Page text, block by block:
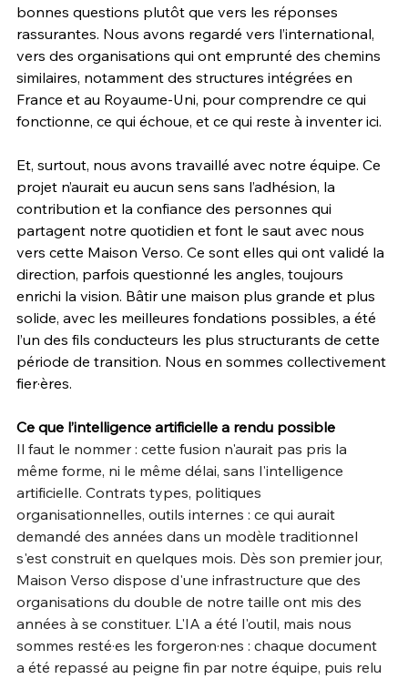
bonnes questions plutôt que vers les réponses
rassurantes. Nous avons regardé vers l’international,
vers des organisations qui ont emprunté des chemins
similaires, notamment des structures intégrées en
France et au Royaume-Uni, pour comprendre ce qui
fonctionne, ce qui échoue, et ce qui reste à inventer ici.
Et, surtout, nous avons travaillé avec notre équipe. Ce
projet n’aurait eu aucun sens sans l’adhésion, la
contribution et la confiance des personnes qui
partagent notre quotidien et font le saut avec nous
vers cette Maison Verso. Ce sont elles qui ont validé la
direction, parfois questionné les angles, toujours
enrichi la vision. Bâtir une maison plus grande et plus
solide, avec les meilleures fondations possibles, a été
l’un des fils conducteurs les plus structurants de cette
période de transition. Nous en sommes collectivement
fier·ères.
Ce que l’intelligence artificielle a rendu possible
Il faut le nommer : cette fusion n'aurait pas pris la
même forme, ni le même délai, sans l'intelligence
artificielle. Contrats types, politiques
organisationnelles, outils internes : ce qui aurait
demandé des années dans un modèle traditionnel
s'est construit en quelques mois. Dès son premier jour,
Maison Verso dispose d'une infrastructure que des
organisations du double de notre taille ont mis des
années à se constituer. L'IA a été l'outil, mais nous
sommes resté·es les forgeron·nes : chaque document
a été repassé au peigne fin par notre équipe, puis relu